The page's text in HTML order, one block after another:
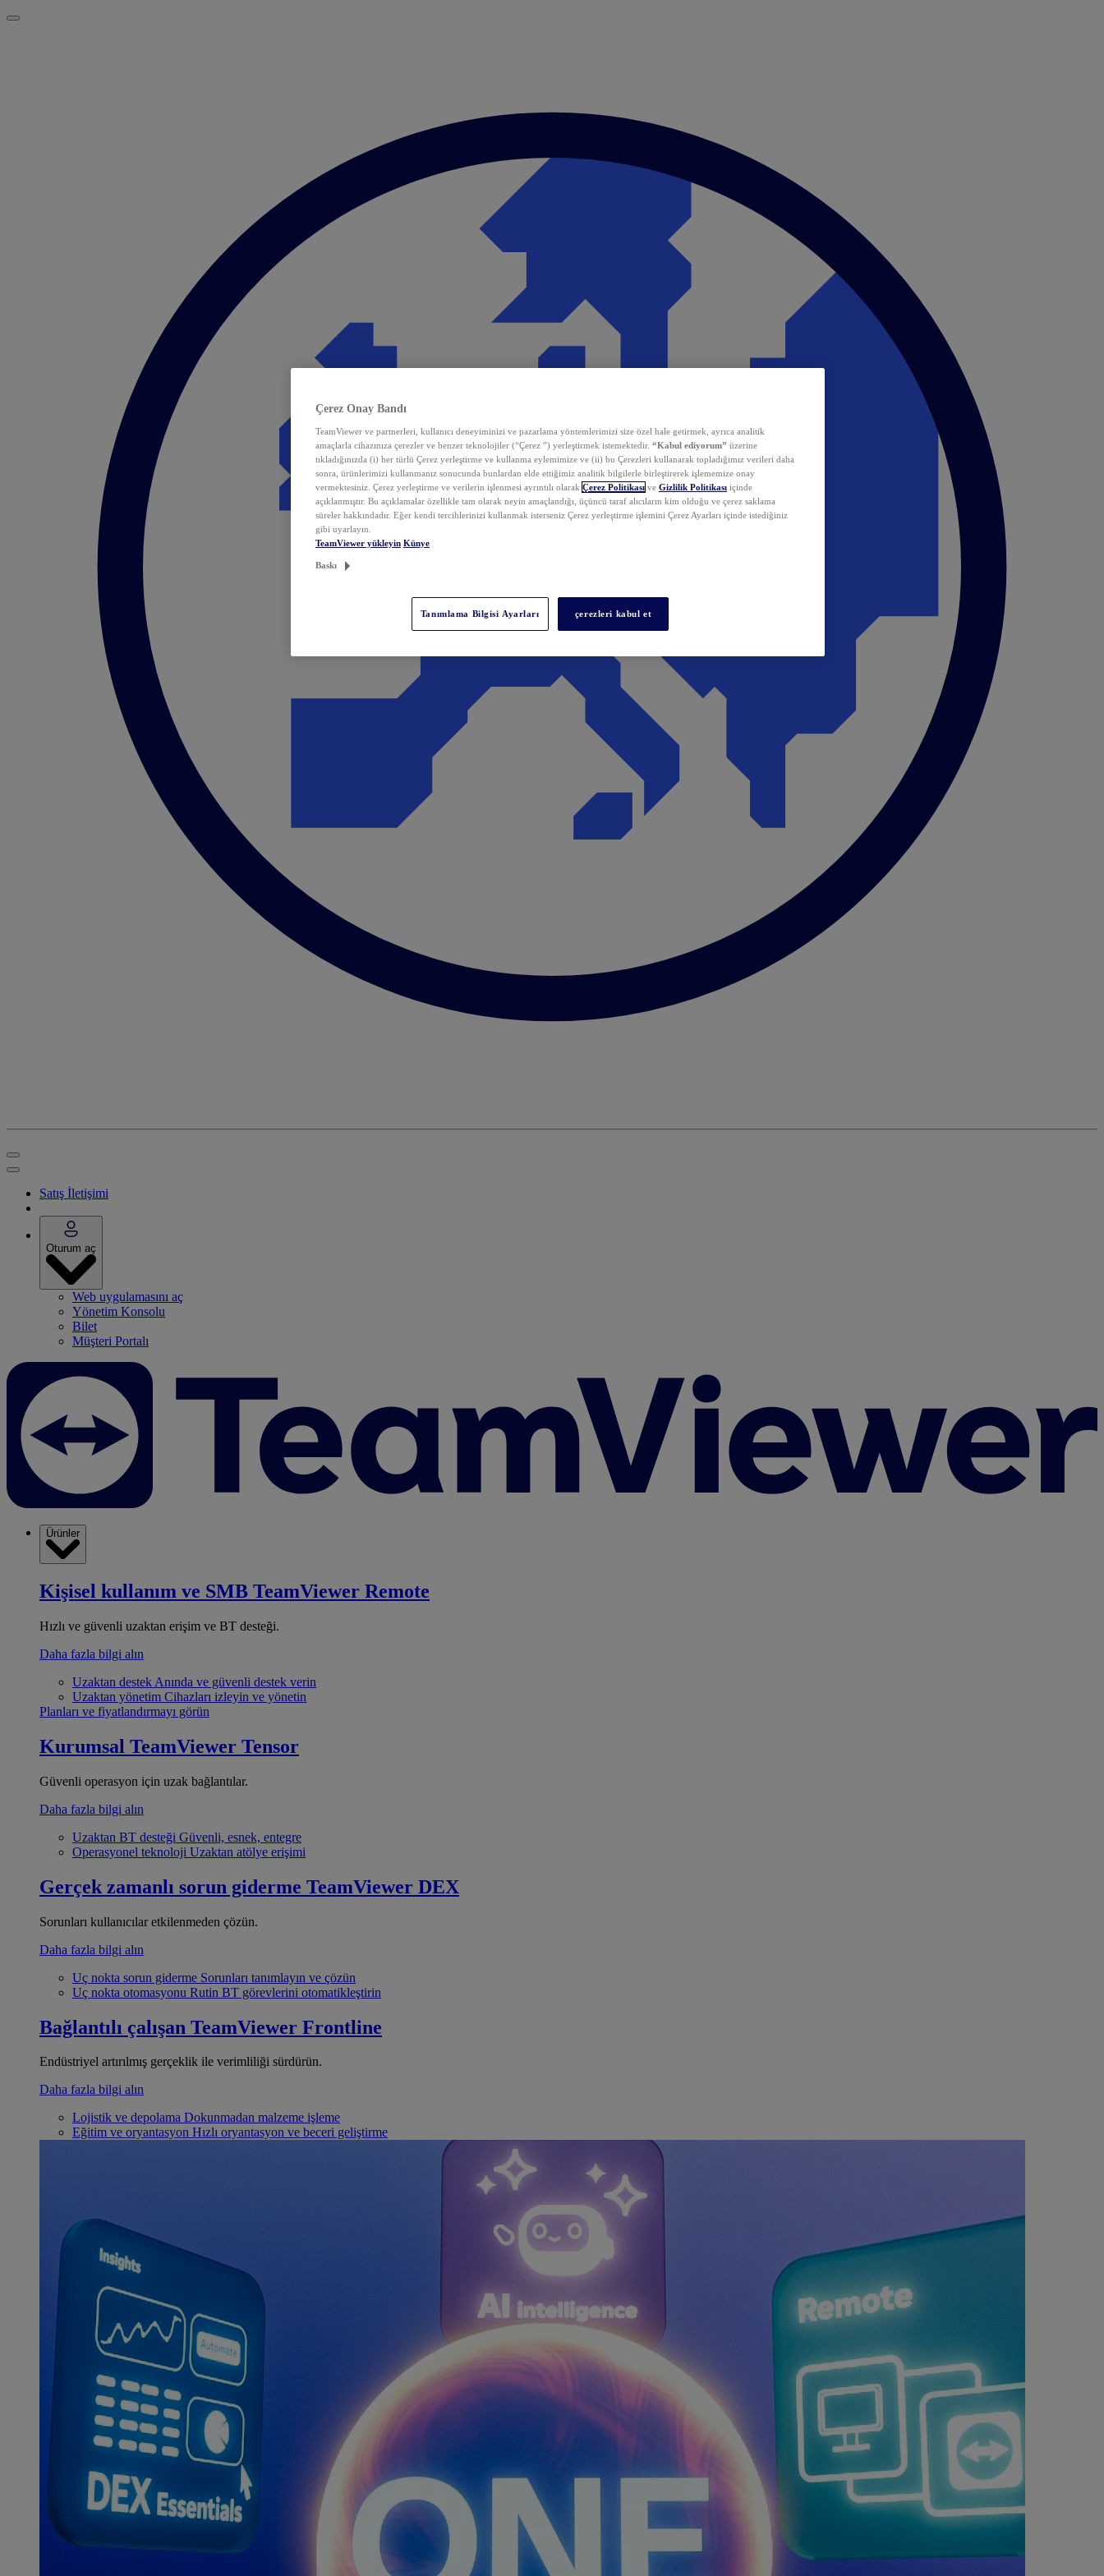
Satış İletişimi
Oturum aç
Web uygulamasını aç
Yönetim Konsolu
Bilet
Müşteri Portalı
Ürünler
Kişisel kullanım ve SMB TeamViewer Remote
Hızlı ve güvenli uzaktan erişim ve BT desteği.
Daha fazla bilgi alın
Uzaktan destek Anında ve güvenli destek verin
Uzaktan yönetim Cihazları izleyin ve yönetin
Planları ve fiyatlandırmayı görün
Kurumsal TeamViewer Tensor
Güvenli operasyon için uzak bağlantılar.
Daha fazla bilgi alın
Uzaktan BT desteği Güvenli, esnek, entegre
Operasyonel teknoloji Uzaktan atölye erişimi
Gerçek zamanlı sorun giderme TeamViewer DEX
Sorunları kullanıcılar etkilenmeden çözün.
Daha fazla bilgi alın
Uç nokta sorun giderme Sorunları tanımlayın ve çözün
Uç nokta otomasyonu Rutin BT görevlerini otomatikleştirin
Bağlantılı çalışan TeamViewer Frontline
Endüstriyel artırılmış gerçeklik ile verimliliği sürdürün.
Daha fazla bilgi alın
Lojistik ve depolama Dokunmadan malzeme işleme
Eğitim ve oryantasyon Hızlı oryantasyon ve beceri geliştirme
Çerez Onay Bandı
TeamViewer ve partnerleri, kullanıcı deneyiminizi ve pazarlama yöntemlerimizi size özel hale getirmek, ayrıca analitik
amaçlarla cihazınıza çerezler ve benzer teknolojiler (“Çerez ”) yerleştirmek istemektedir. “Kabul ediyorum” üzerine
tıkladığınızda (i) her türlü Çerez yerleştirme ve kullanma eylemimize ve (ii) bu Çerezleri kullanarak topladığımız verileri daha
sonra, ürünlerimizi kullanmanız sonucunda bunlardan elde ettiğimiz analitik bilgilerle birleştirerek işlememize onay
vermektesiniz. Çerez yerleştirme ve verilerin işlenmesi ayrıntılı olarak Çerez Politikası ve Gizlilik Politikası içinde
açıklanmıştır. Bu açıklamalar özellikle tam olarak neyin amaçlandığı, üçüncü taraf alıcıların kim olduğu ve çerez saklama
süreler hakkındadır. Eğer kendi tercihlerinizi kullanmak isterseniz Çerez yerleştirme işlemini Çerez Ayarları içinde istediğiniz
gibi uyarlayın.
TeamViewer yükleyin Künye
Baskı
Tanımlama Bilgisi Ayarları çerezleri kabul et